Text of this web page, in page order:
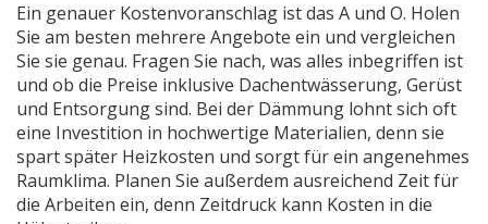
Ein genauer Kostenvoranschlag ist das A und O. Holen
Sie am besten mehrere Angebote ein und vergleichen
Sie sie genau. Fragen Sie nach, was alles inbegriffen ist
und ob die Preise inklusive Dachentwässerung, Gerüst
und Entsorgung sind. Bei der Dämmung lohnt sich oft
eine Investition in hochwertige Materialien, denn sie
spart später Heizkosten und sorgt für ein angenehmes
Raumklima. Planen Sie außerdem ausreichend Zeit für
die Arbeiten ein, denn Zeitdruck kann Kosten in die